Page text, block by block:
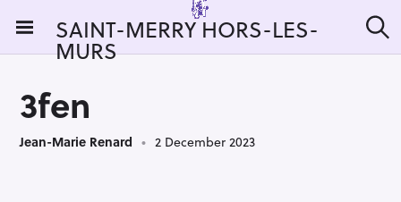
i
SAINT-MERRY HORS-LES-
MURS e
3fen
Jean-Marie Renard 2 December 2023